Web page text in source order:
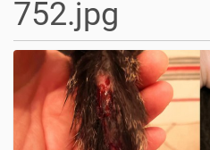
752.jpg